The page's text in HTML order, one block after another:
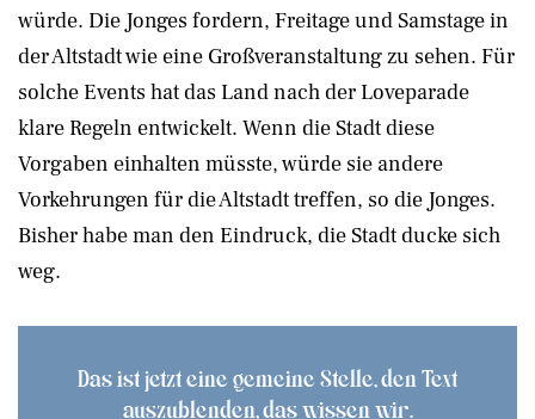
würde. Die Jonges fordern, Freitage und Samstage in
der Altstadt wie eine Großveranstaltung zu sehen. Für
solche Events hat das Land nach der Loveparade
klare Regeln entwickelt. Wenn die Stadt diese
Vorgaben einhalten müsste, würde sie andere
Vorkehrungen für die Altstadt treffen, so die Jonges.
Bisher habe man den Eindruck, die Stadt ducke sich
weg.
Das ist jetzt eine gemeine Stelle, den Text
auszublenden, das wissen wir.